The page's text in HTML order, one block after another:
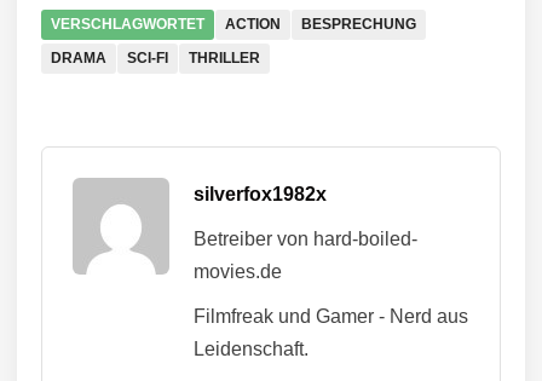
VERSCHLAGWORTET ACTION
BESPRECHUNG
DRAMA
SCI-FI THRILLER
silverfox1982x
Betreiber von hard-boiled-
movies.de
Filmfreak und Gamer - Nerd aus
Leidenschaft.